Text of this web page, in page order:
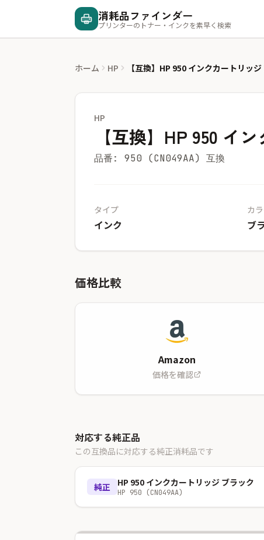
消耗品ファインダー
プリンターのトナー・インクを素早く検索
ホーム HP 【互換】HP 950 インクカートリッ
HP
【互換】HP 950 イ
品番: 950 (CN049AA) 互換
タイプ
インク
カ
ブ
価格比較
Amazon
価格を確認
対応する純正品
この互換品に対応する純正消耗品です
純正 HP 950 インクカートリッジ ブラック
HP 950 (CN049AA)